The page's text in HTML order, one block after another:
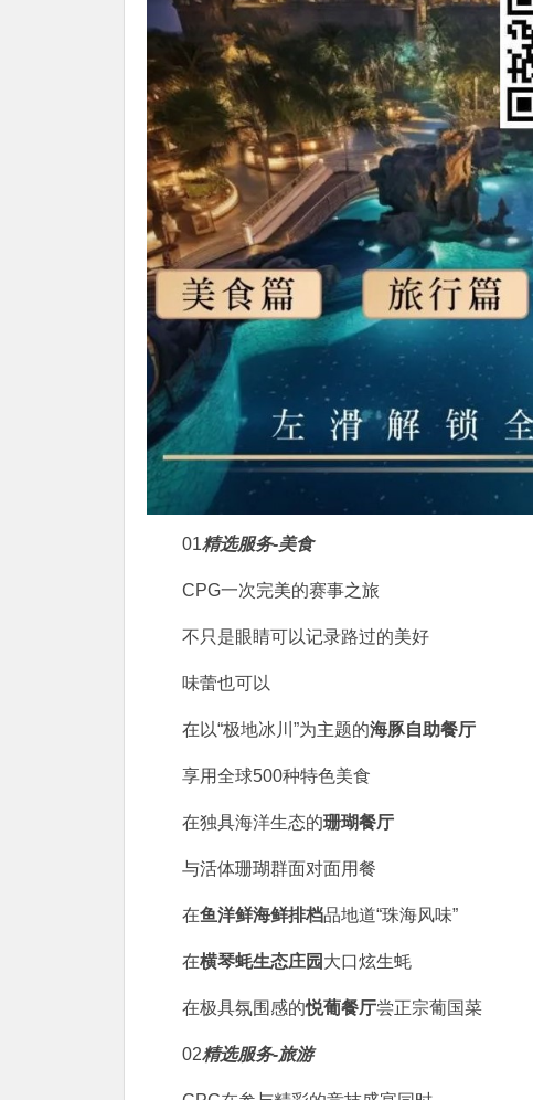
01精选服务-美食
CPG一次完美的赛事之旅
不只是眼睛可以记录路过的美好
味蕾也可以
在以“极地冰川”为主题的海豚自助餐厅
享用全球500种特色美食
在独具海洋生态的珊瑚餐厅
与活体珊瑚群面对面用餐
在鱼洋鲜海鲜排档品地道“珠海风味”
在横琴蚝生态庄园 大口炫生蚝
在极具氛围感的悦葡餐厅尝正宗葡国菜
02精选服务-旅游